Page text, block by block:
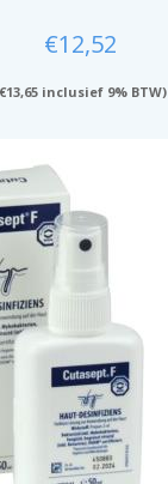
€12,52
€13,65 inclusief 9% BTW)